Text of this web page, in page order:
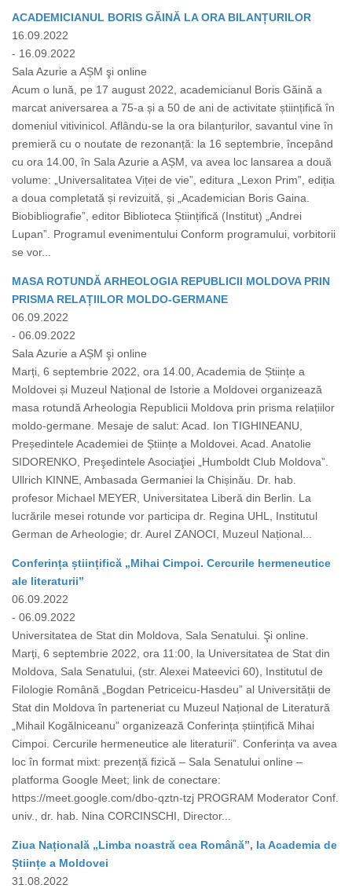
ACADEMICIANUL BORIS GĂINĂ LA ORA BILANȚURILOR
16.09.2022
- 16.09.2022
Sala Azurie a AȘM şi online
Acum o lună, pe 17 august 2022, academicianul Boris Găină a
marcat aniversarea a 75-a și a 50 de ani de activitate științifică în
domeniul vitivinicol. Aflându-se la ora bilanțurilor, savantul vine în
premieră cu o noutate de rezonanță: la 16 septembrie, începând
cu ora 14.00, în Sala Azurie a AȘM, va avea loc lansarea a două
volume: „Universalitatea Viței de vie”, editura „Lexon Prim”, ediția
a doua completată și revizuită, și „Academician Boris Gaina.
Biobibliografie”, editor Biblioteca Științifică (Institut) „Andrei
Lupan”. Programul evenimentului Conform programului, vorbitorii
se vor...
MASA ROTUNDĂ ARHEOLOGIA REPUBLICII MOLDOVA PRIN
PRISMA RELAȚIILOR MOLDO-GERMANE
06.09.2022
- 06.09.2022
Sala Azurie a AȘM şi online
Marți, 6 septembrie 2022, ora 14.00, Academia de Științe a
Moldovei și Muzeul Național de Istorie a Moldovei organizează
masa rotundă Arheologia Republicii Moldova prin prisma relațiilor
moldo-germane. Mesaje de salut: Acad. Ion TIGHINEANU,
Președintele Academiei de Științe a Moldovei. Acad. Anatolie
SIDORENKO, Preşedintele Asociaţiei „Humboldt Club Moldova”.
Ullrich KINNE, Ambasada Germaniei la Chișinău. Dr. hab.
profesor Michael MEYER, Universitatea Liberă din Berlin. La
lucrările mesei rotunde vor participa dr. Regina UHL, Institutul
German de Arheologie; dr. Aurel ZANOCI, Muzeul Național...
Conferința științifică „Mihai Cimpoi. Cercurile hermeneutice
ale literaturii”
06.09.2022
- 06.09.2022
Universitatea de Stat din Moldova, Sala Senatului. Şi online.
Marți, 6 septembrie 2022, ora 11:00, la Universitatea de Stat din
Moldova, Sala Senatului, (str. Alexei Mateevici 60), Institutul de
Filologie Română „Bogdan Petriceicu-Hasdeu” al Universității de
Stat din Moldova în parteneriat cu Muzeul Național de Literatură
„Mihail Kogălniceanu” organizează Conferința științifică Mihai
Cimpoi. Cercurile hermeneutice ale literaturii”. Conferința va avea
loc în format mixt: prezență fizică – Sala Senatului online –
platforma Google Meet; link de conectare:
https://meet.google.com/dbo-qztn-tzj PROGRAM Moderator Conf.
univ., dr. hab. Nina CORCINSCHI, Director...
Ziua Națională „Limba noastră cea Română”, la Academia de
Științe a Moldovei
31.08.2022